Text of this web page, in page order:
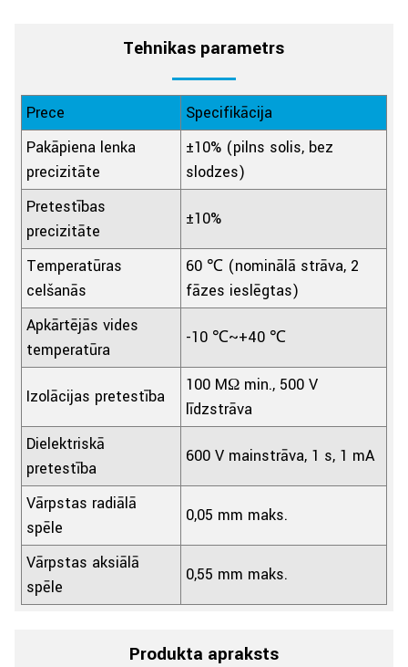
Tehnikas parametrs
Prece
Specifikācija
Pakāpiena leņķa
precizitāte
±10% (pilns solis, bez
slodzes)
Pretestības
precizitāte
±10%
Temperatūras
celšanās
60 ℃ (nominālā strāva, 2
fāzes ieslēgtas)
Apkārtējās vides
temperatūra
-10 ℃~+40 ℃
Izolācijas pretestība
100 MΩ min., 500 V
līdzstrāva
Dielektriskā
pretestība
600 V maiņstrāva, 1 s, 1 mA
Vārpstas radiālā
spēle
0,05 mm maks.
Vārpstas aksiālā
spēle
0,55 mm maks.
Produkta apraksts